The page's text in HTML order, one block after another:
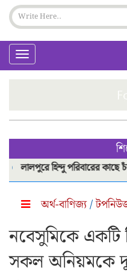
Toggle
navigation
হিন্দু পরিবারের কাছে চাঁদা
অর্থ-বাণিজ্য/
নবেসুমিকে একটি
সকল অনিয়মকে দূর